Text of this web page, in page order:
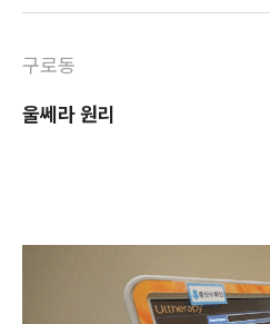
구로동
울쎄라 원리